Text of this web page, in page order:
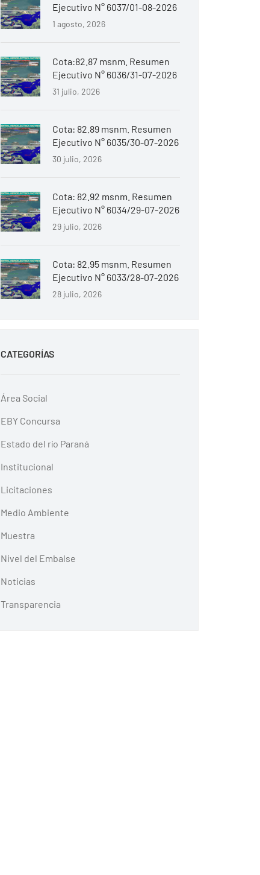
Ejecutivo N° 6037/01-08-2026
1 agosto, 2026
Cota:82.87 msnm. Resumen
Ejecutivo N° 6036/31-07-2026
31 julio, 2026
Cota: 82.89 msnm. Resumen
Ejecutivo N° 6035/30-07-2026
30 julio, 2026
Cota: 82.92 msnm. Resumen
Ejecutivo N° 6034/29-07-2026
29 julio, 2026
Cota: 82.95 msnm. Resumen
Ejecutivo N° 6033/28-07-2026
28 julio, 2026
CATEGORÍAS
Área Social
EBY Concursa
Estado del río Paraná
Institucional
Licitaciones
Medio Ambiente
Muestra
Nivel del Embalse
Noticias
Transparencia